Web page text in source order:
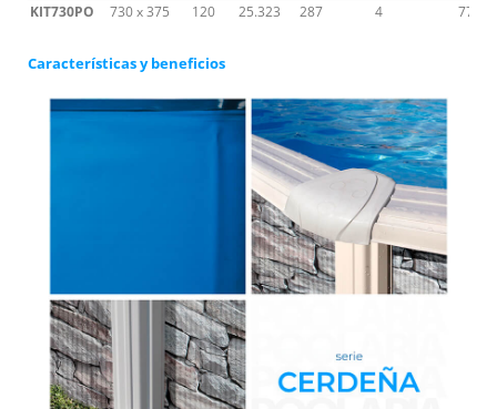
KIT730PO
730 x 375 120 25.323 287 4 770 x
Características y beneficios